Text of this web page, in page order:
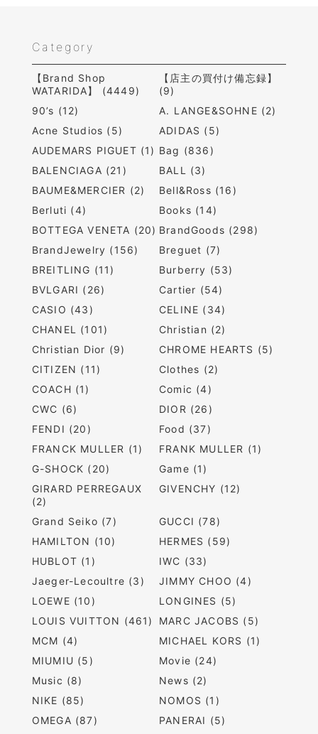
Category
【Brand Shop
WATARIDA】 (4449)
【店主の買付け備忘録】
(9)
90’s (12)
A. LANGE&SOHNE (2)
Acne Studios (5)
ADIDAS (5)
AUDEMARS PIGUET (1) Bag (836)
BALENCIAGA (21)
BALL (3)
BAUME&MERCIER (2)
Bell&Ross (16)
Berluti (4)
Books (14)
BOTTEGA VENETA (20) BrandGoods (298)
BrandJewelry (156)
Breguet (7)
BREITLING (11)
Burberry (53)
BVLGARI (26)
Cartier (54)
CASIO (43)
CELINE (34)
CHANEL (101)
Christian (2)
Christian Dior (9)
CHROME HEARTS (5)
CITIZEN (11)
Clothes (2)
COACH (1)
Comic (4)
CWC (6)
DIOR (26)
FENDI (20)
Food (37)
FRANCK MULLER (1)
FRANK MULLER (1)
G-SHOCK (20)
Game (1)
GIRARD PERREGAUX
(2)
GIVENCHY (12)
Grand Seiko (7)
GUCCI (78)
HAMILTON (10)
HERMES (59)
HUBLOT (1)
IWC (33)
Jaeger-Lecoultre (3)
JIMMY CHOO (4)
LOEWE (10)
LONGINES (5)
LOUIS VUITTON (461)
MARC JACOBS (5)
MCM (4)
MICHAEL KORS (1)
MIUMIU (5)
Movie (24)
Music (8)
News (2)
NIKE (85)
NOMOS (1)
OMEGA (87)
PANERAI (5)